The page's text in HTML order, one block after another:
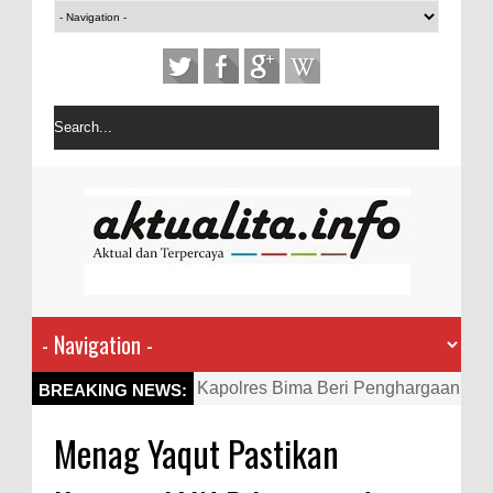
BREAKING NEWS:
Kapolres Bima Beri Penghargaan
Aktif Bantu Polisi Berantas
Menag Yaqut Pastikan